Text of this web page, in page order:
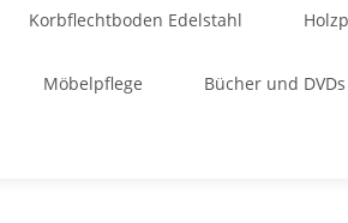
Korbflechtboden Edelstahl
Möbelpflege Bücher und DVDs